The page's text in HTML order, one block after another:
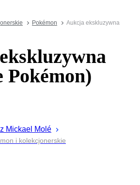
Pokémon
Aukcja ekskluzywna
Pokémon)
Mickael Molé
i kolekcjonerskie